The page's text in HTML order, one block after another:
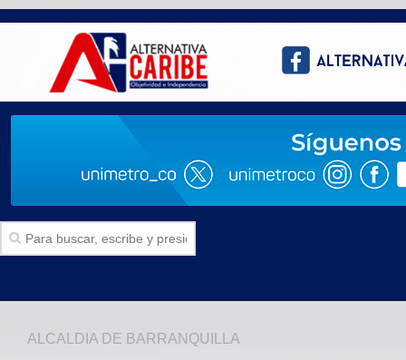
ALCALDIA DE BARRANQUILLA